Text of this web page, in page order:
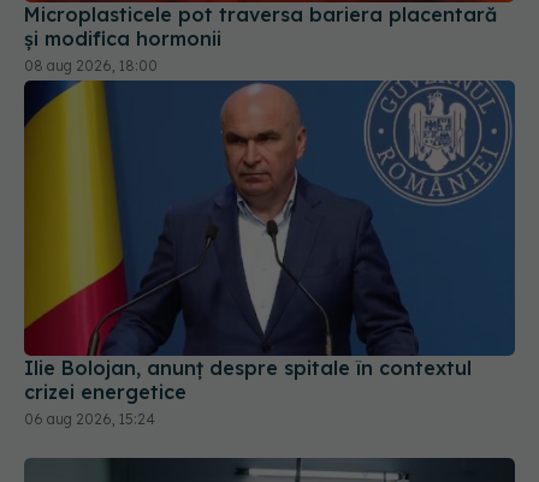
Microplasticele pot traversa bariera placentară
și modifica hormonii
08 aug 2026, 18:00
Ilie Bolojan, anunț despre spitale în contextul
crizei energetice
06 aug 2026, 15:24